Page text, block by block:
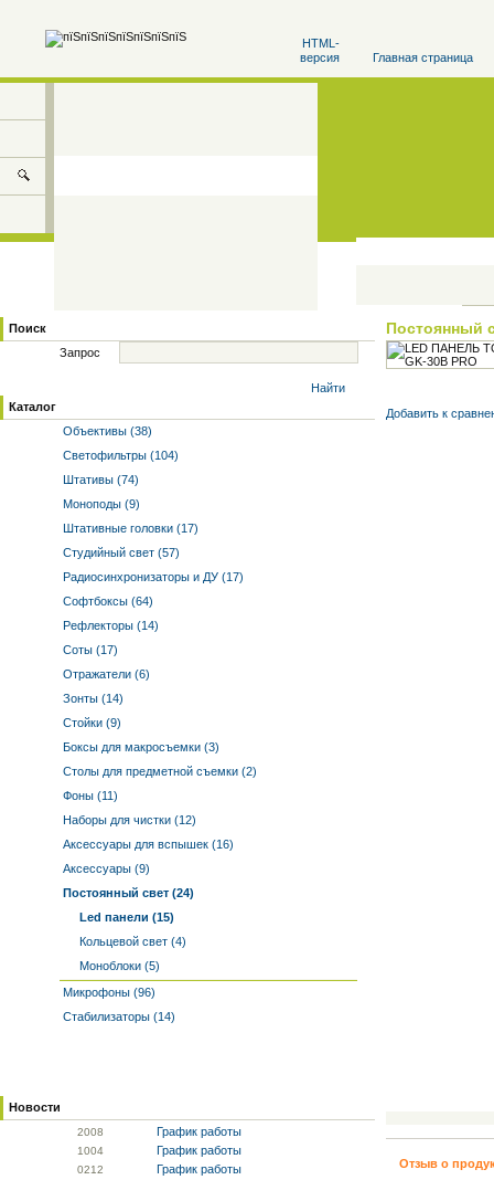
HTML-
версия
Главная страница
Поиск
Запрос
Найти
Каталог
Объективы (38)
Светофильтры (104)
Штативы (74)
Моноподы (9)
Штативные головки (17)
Студийный свет (57)
Радиосинхронизаторы и ДУ (17)
Софтбоксы (64)
Рефлекторы (14)
Соты (17)
Отражатели (6)
Зонты (14)
Стойки (9)
Боксы для макросъемки (3)
Столы для предметной съемки (2)
Фоны (11)
Наборы для чистки (12)
Аксессуары для вспышек (16)
Аксессуары (9)
Постоянный свет (24)
Led панели (15)
Кольцевой свет (4)
Моноблоки (5)
Микрофоны (96)
Стабилизаторы (14)
Новости
2008 График работы
1004 График работы
0212 График работы
Постоянный
Добавить к
Отзыв о